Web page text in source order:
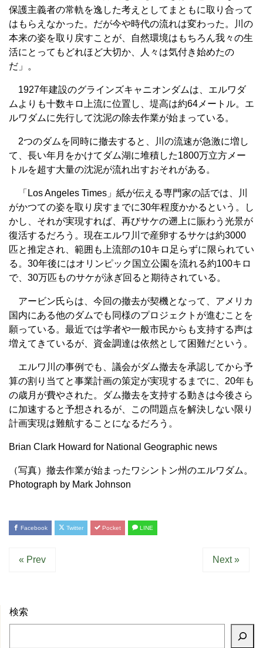
保護主義者の常軌を逸した考えとしてまともに取り合って
はもらえなかった。だが今や時代の流れは変わった。川の
本来の姿を取り戻すことが、自然環境はもちろん我々の生
活にとってもどれほど大切か、人々は気付き始めたの
だ」。
1927年建設のグラインズキャニオンダムは、エルワダ
ムよりも十数キロ上流に位置し、堤高は約64メートル。エ
ルワダムに先行して沈泥の除去作業が始まっている。
2つのダムを同時に撤去すると、川の流速が急激に増し
て、長い年月をかけてダム湖に堆積した1800万立方メー
トルを超す大量の沈泥が流れ出すおそれがある。
「Los Angeles Times」紙が伝える専門家の話では、川
がかつての姿を取り戻すまでに30年程度かかるという。し
かし、それが実現すれば、再びサケの遡上に賑わう光景が
復活するだろう。現在エルワ川で産卵するサケは約3000
匹と推定され、範囲も上流部の10キロ足らずに限られてい
る。30年後にはオリンピック国立公園を流れる約100キロ
で、30万匹ものサケが泳ぎ回ると期待されている。
アービン氏らは、今回の撤去が契機となって、アメリカ
国内にある他のダムでも同様のプロジェクトが進むことを
願っている。最近では学者や一般市民からも支持する声は
増えてきているが、資金調達は依然として困難だという。
エルワ川の事例でも、議会がダム撤去を承認してから予
算の割り当てと事業計画の策定が実現するまでに、20年も
の歳月が費やされた。ダム撤去を支持する動きは今後さら
に加速すると予想されるが、この問題点を解決しない限り
計画実現は難航することになるだろう。
Brian Clark Howard for National Geographic news
（写真）撤去作業が始まったワシントン州のエルワダム。
Photograph by Mark Johnson
Facebook Twitter Pocket LINE
« Prev Next »
検索